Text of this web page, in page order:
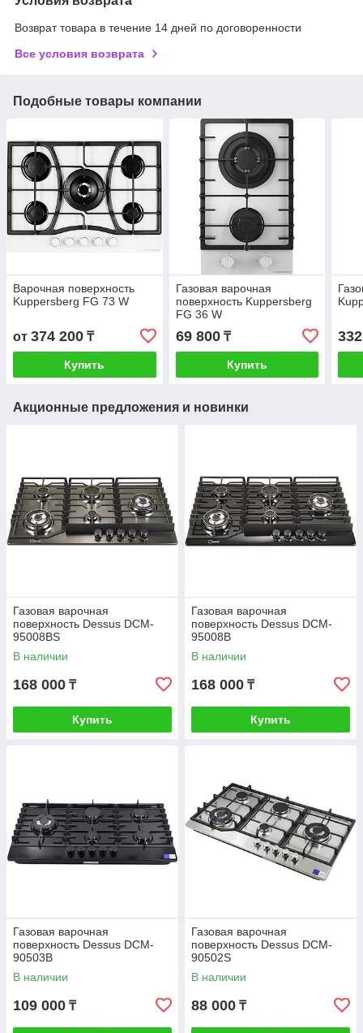
Возврат товара в течение 14 дней по договоренности
Все условия возврата
Подобные товары компании
Варочная поверхность
Kuppersberg FG 73 W
от 374 200 ₸
Купить
Газовая варочная
поверхность Kuppersberg
FG 36 W
69 800₸
Купить
Акционные предложения и новинки
Газовая варочная
поверхность Dessus DCM-
95008BS
В наличии
168 000 ₸
Купить
Газовая варочная
поверхность Dessus DCM-
95008B
В наличии
168 000 ₸
Купить
Газовая варочная
поверхность Dessus DCM-
90503B
В наличии
109 000 ₸
Газовая варочная
поверхность Dessus DCM-
90502S
В наличии
88 000 ₸